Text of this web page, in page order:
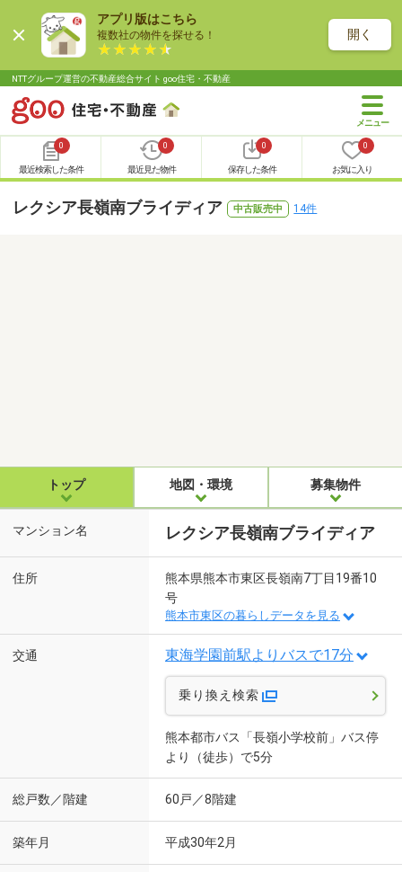
アプリ版はこちら
複数社の物件を探せる！ 開く
NTTグループ運営の不動産総合サイト goo住宅・不動産
0
最近検索した条件
0
最近見た物件
0
保存した条件
0
お気に入り
レクシア長嶺南ブライディア 中古販売中 14件
トップ 地図・環境 募集物件
マンション名 レクシア長嶺南ブライディア
住所
熊本県熊本市東区長嶺南7丁目19番10
号
熊本市東区の暮らしデータを見る
交通 東海学園前駅よりバスで17分
乗り換え検索
熊本都市バス「長嶺小学校前」バス停
より（徒歩）で5分
総戸数／階建 60戸／8階建
築年月 平成30年2月